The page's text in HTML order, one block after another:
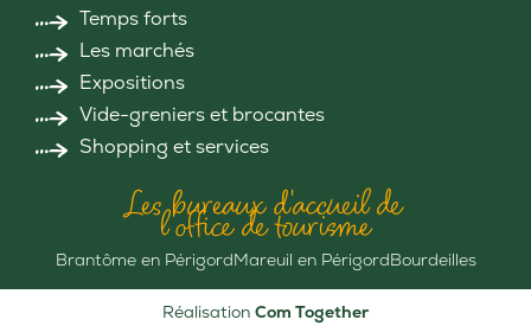
Temps forts
Les marchés
Expositions
Vide-greniers et brocantes
Shopping et services
Les bureaux d'accueil de
l'office de tourisme
Brantôme en PérigordMareuil en PérigordBourdeilles
Réalisation Com Together